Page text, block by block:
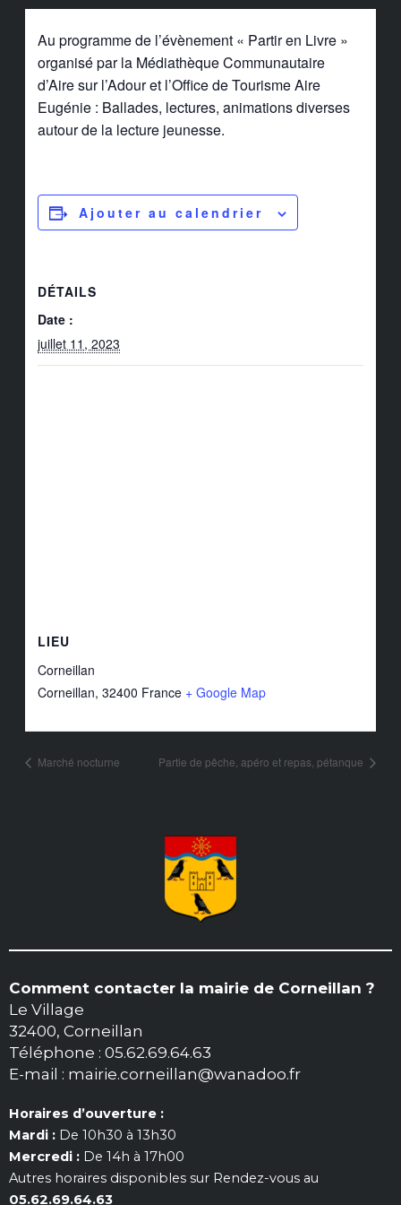
Au programme de l’évènement « Partir en Livre »
organisé par la Médiathèque Communautaire
d’Aire sur l’Adour et l’Office de Tourisme Aire
Eugénie : Ballades, lectures, animations diverses
autour de la lecture jeunesse.
Ajouter au calendrier
DÉTAILS
Date :
juillet 11, 2023
LIEU
Corneillan
Corneillan, 32400 France + Google Map
Marché nocturne Partie de pêche, apéro et repas, pétanque
Comment contacter la mairie de Corneillan ?
Le Village
32400, Corneillan
Téléphone : 05.62.69.64.63
E-mail : mairie.corneillan@wanadoo.fr
Horaires d’ouverture :
Mardi : De 10h30 à 13h30
Mercredi : De 14h à 17h00
Autres horaires disponibles sur Rendez-vous au
05.62.69.64.63